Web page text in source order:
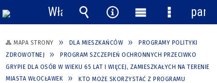
MAPA STRONY DLA MIESZKAŃCÓW
PROGRAMY POLITYKI
ZDROWOTNEJ
PROGRAM SZCZEPIEŃ OCHRONNYCH PRZECIWKO
GRYPIE DLA OSÓB W WIEKU 65 LAT I WIĘCEJ, ZAMIESZKAŁYCH NA TERENIE
MIASTA WŁOCŁAWEK
KTO MOŻE SKORZYSTAĆ Z PROGRAMU
Włącz
powiadomienia
Wyszukiwarka
Narzędzia
Menu
główne
Menu
panel